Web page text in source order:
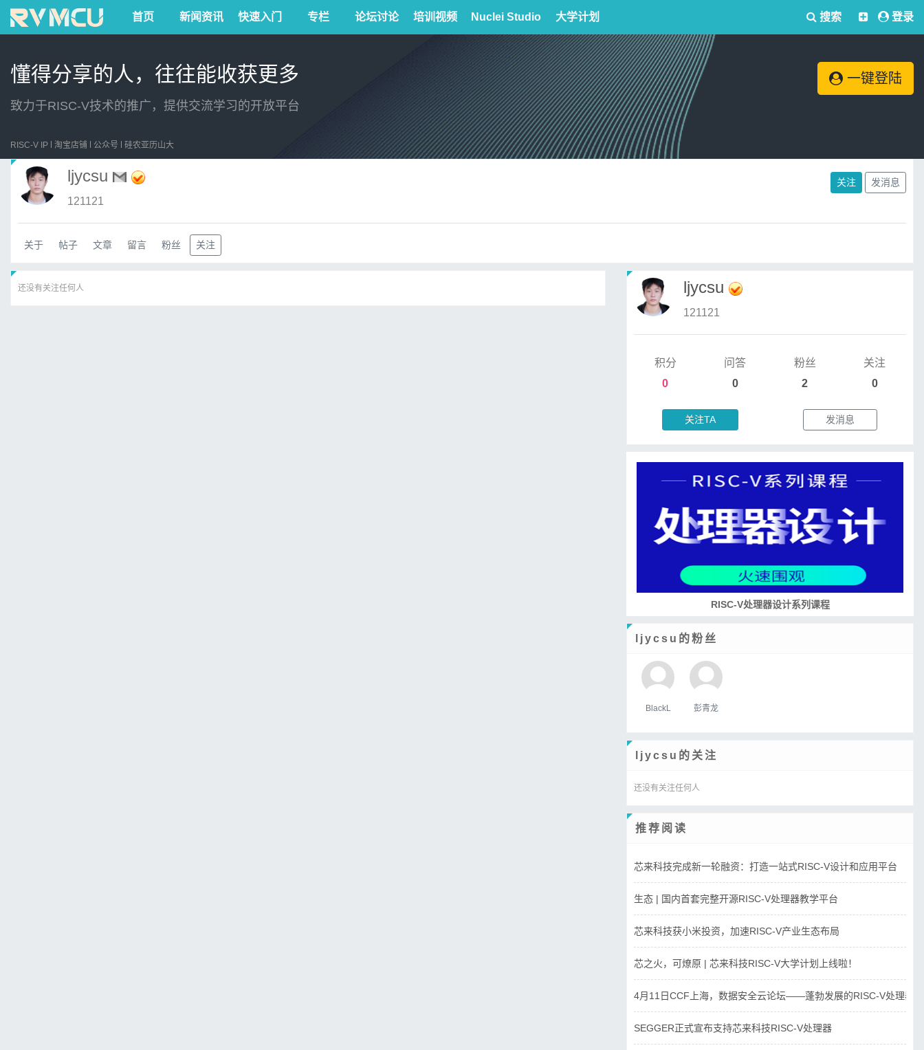
首页 新闻资讯 快速入门 专栏 论坛讨论 培训视频 Nuclei Studio 大学计划 搜索 登录
懂得分享的人，往往能收获更多
致力于RISC-V技术的推广，提供交流学习的开放平台
一键登陆
RISC-V IP 淘宝店铺 公众号 硅农亚历山大
ljycsu
121121
关注 发消息
关于 帖子 文章 留言 粉丝 关注
还没有关注任何人 ljycsu
121121
积分
0
问答
0
粉丝
2
关注
0
关注TA 发消息
RISC-V处理器设计系列课程
ljycsu的粉丝
BlackL 彭青龙
ljycsu的关注
还没有关注任何人
推荐阅读
芯来科技完成新一轮融资：打造一站式RISC-V设计和应用平台
生态 | 国内首套完整开源RISC-V处理器教学平台
芯来科技获小米投资，加速RISC-V产业生态布局
芯之火，可燎原 | 芯来科技RISC-V大学计划上线啦！
4月11日CCF上海，数据安全云论坛——蓬勃发展的RISC-V处理器
SEGGER正式宣布支持芯来科技RISC-V处理器